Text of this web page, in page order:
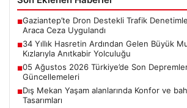
■Gaziantep’te Dron Destekli Trafik
Araca Ceza Uygulandı
■34 Yıllık Hasretin Ardından Gelen Büyük
Kızlarıyla Anıtkabir Yolculuğu
■05 Ağustos 2026 Türkiye’de Son
Güncellemeleri
■Dış Mekan Yaşam alanlarında Konfor ve
Tasarımları